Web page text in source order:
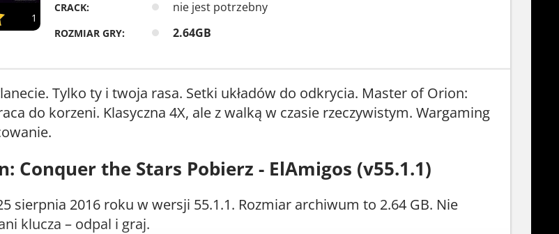
1
CRACK: nie jest potrzebny
ROZMIAR GRY: 2.64GB
Tylko ty i twoja rasa. Setki układów do odkrycia. Master of Orion:
do korzeni. Klasyczna 4X, ale z walką w czasie rzeczywistym. Wargaming
Conquer the Stars Pobierz - ElAmigos (v55.1.1)
sierpnia 2016 roku w wersji 55.1.1. Rozmiar archiwum to 2.64 GB. Nie
klucza – odpal i graj.